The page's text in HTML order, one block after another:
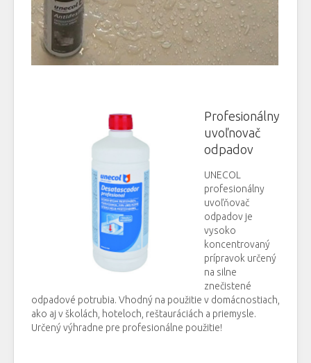
Profesionálny
uvoľnovač
odpadov
UNECOL
profesionálny
uvoľňovač
odpadov je
vysoko
koncentrovaný
prípravok určený
na silne
znečistené
odpadové potrubia. Vhodný na použitie v domácnostiach,
ako aj v školách, hoteloch, reštauráciách a priemysle.
Určený výhradne pre profesionálne použitie!